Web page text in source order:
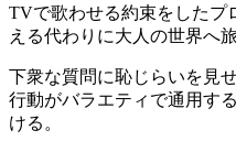
TVで歌わせる約束をしたプ
える代わりに大人の世界へ
下衆な質問に恥じらいを見
行動がバラエティで通用す
ける。